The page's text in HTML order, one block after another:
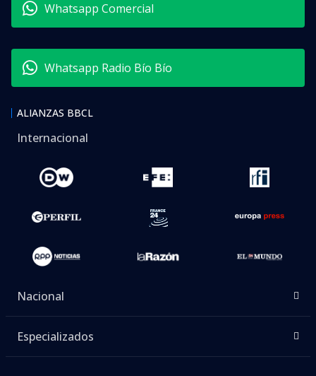
Whatsapp Comercial
Whatsapp Radio Bío Bío
ALIANZAS BBCL
Internacional
Nacional
Especializados